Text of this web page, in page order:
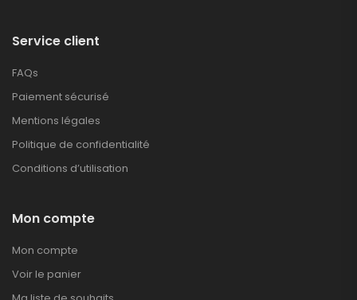
Service client
FAQs
Paiement sécurisé
Mentions légales
Politique de confidentialité
Conditions d’utilisation
Mon compte
Mon compte
Voir le panier